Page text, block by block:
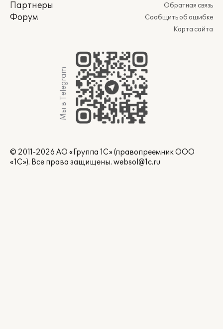
Партнеры
Форум
Обратная связь
Сообщить об ошибке
Карта сайта
Мы в Telegram
© 2011-2026 АО «Группа 1С» (правопреемник ООО
«1С»). Все права защищены. websol@1c.ru